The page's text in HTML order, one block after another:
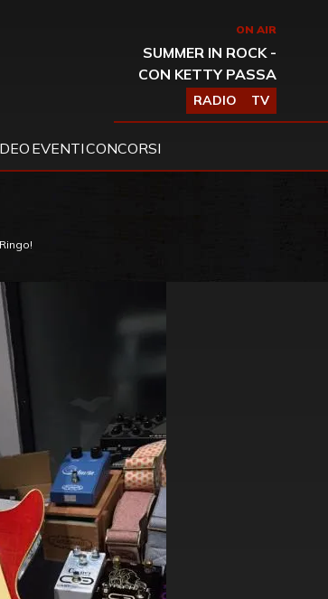
ON AIR
SUMMER IN ROCK -
CON KETTY PASSA
RADIO TV
EVENTICONCORSI